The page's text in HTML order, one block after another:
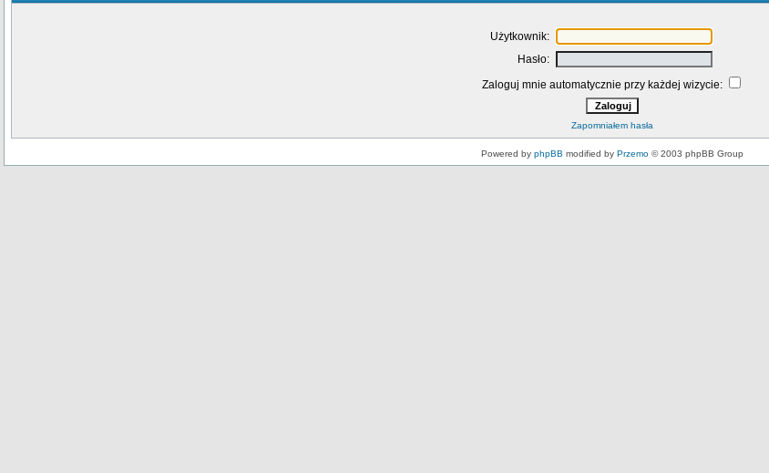
Użytkownik:
Hasło:
Zaloguj mnie automatycznie przy każdej wizycie:
Zapomniałem hasła
Powered by phpBB modified by Przemo © 2003 phpBB Group